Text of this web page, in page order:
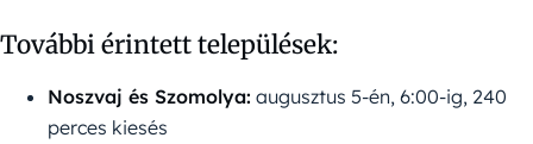
További érintett települések:
Noszvaj és Szomolya: augusztus 5-én, 6:00-ig, 240
perces kiesés